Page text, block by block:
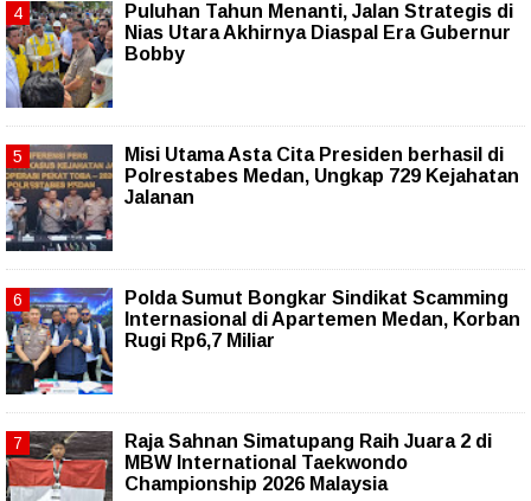
Puluhan Tahun Menanti, Jalan Strategis di
Nias Utara Akhirnya Diaspal Era Gubernur
Bobby
Misi Utama Asta Cita Presiden berhasil di
Polrestabes Medan, Ungkap 729 Kejahatan
Jalanan
Polda Sumut Bongkar Sindikat Scamming
Internasional di Apartemen Medan, Korban
Rugi Rp6,7 Miliar
Raja Sahnan Simatupang Raih Juara 2 di
MBW International Taekwondo
Championship 2026 Malaysia